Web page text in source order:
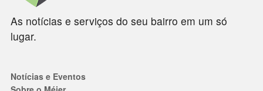
As notícias e serviços do seu bairro em um só
lugar.
Notícias e Eventos